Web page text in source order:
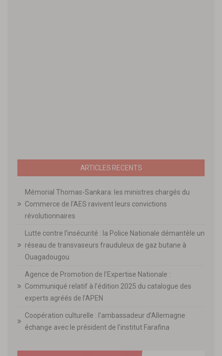
ARTICLES RECENTS
Mémorial Thomas-Sankara: les ministres chargés du
Commerce de l’AES ravivent leurs convictions
révolutionnaires
Lutte contre l’insécurité : la Police Nationale démantèle un
réseau de transvaseurs frauduleux de gaz butane à
Ouagadougou
Agence de Promotion de l’Expertise Nationale :
Communiqué relatif à l’édition 2025 du catalogue des
experts agréés de l’APEN
Coopération culturelle : l’ambassadeur d’Allemagne
échange avec le président de l’institut Farafina